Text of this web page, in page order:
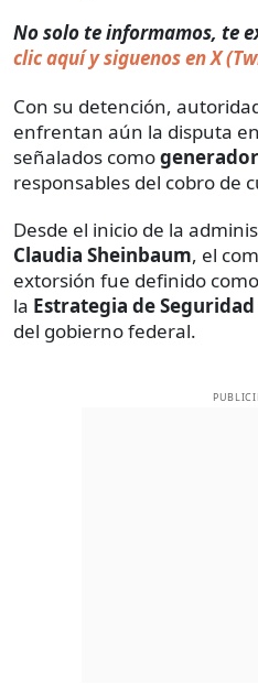
No solo te informamos, te
clic aquí y siguenos en X
Con su detención,
enfrentan aún la disputa
señalados como
responsables del cobro de
Desde el inicio de la
Claudia Sheinbaum, el
extorsión fue definido
la Estrategia deSeguridad
del gobierno federal.